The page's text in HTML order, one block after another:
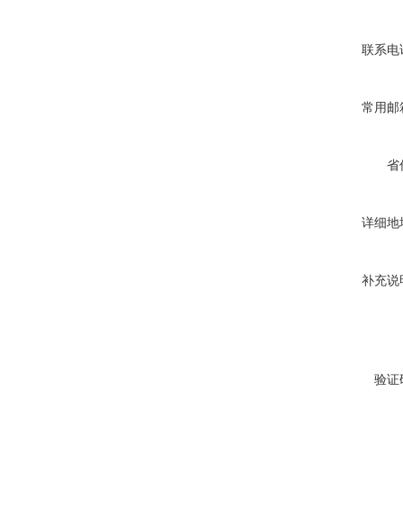
联系电
常用邮
省
详细地
补充说
验证